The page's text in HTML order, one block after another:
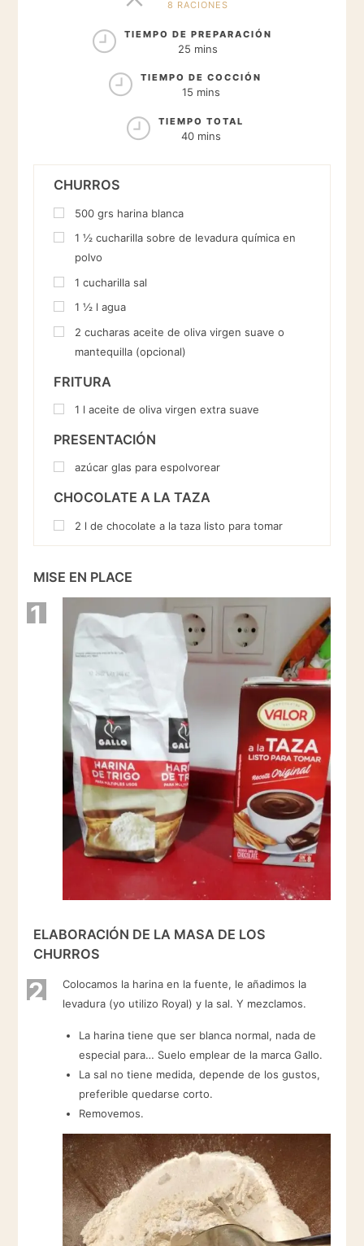
8 RACIONES
TIEMPO DE PREPARACIÓN
25 mins
TIEMPO DE COCCIÓN
15 mins
TIEMPO TOTAL
40 mins
CHURROS
500 grs harina blanca
1 ½ cucharilla sobre de levadura química en
polvo
1 cucharilla sal
1 ½ l agua
2 cucharas aceite de oliva virgen suave o
mantequilla (opcional)
FRITURA
1 l aceite de oliva virgen extra suave
PRESENTACIÓN
azúcar glas para espolvorear
CHOCOLATE A LA TAZA
2 l de chocolate a la taza listo para tomar
MISE EN PLACE
1
ELABORACIÓN DE LA MASA DE LOS
CHURROS
2
Colocamos la harina en la fuente, le añadimos la
levadura (yo utilizo Royal) y la sal. Y mezclamos.
La harina tiene que ser blanca normal, nada de
especial para… Suelo emplear de la marca Gallo.
La sal no tiene medida, depende de los gustos,
preferible quedarse corto.
Removemos.